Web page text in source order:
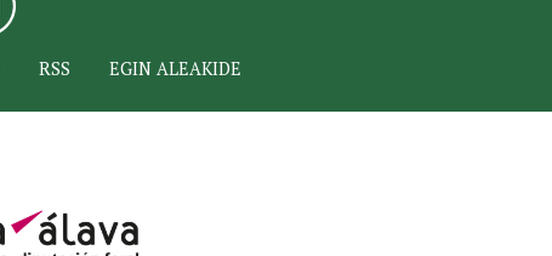
RSS EGIN ALEAKIDE